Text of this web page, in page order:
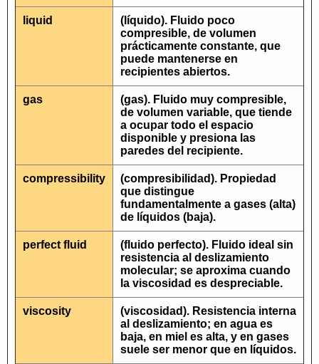
liquid
(líquido). Fluido poco
compresible, de volumen
prácticamente constante, que
puede mantenerse en
recipientes abiertos.
gas
(gas). Fluido muy compresible,
de volumen variable, que tiende
a ocupar todo el espacio
disponible y presiona las
paredes del recipiente.
compressibility
(compresibilidad). Propiedad
que distingue
fundamentalmente a gases (alta)
de líquidos (baja).
perfect fluid
(fluido perfecto). Fluido ideal sin
resistencia al deslizamiento
molecular; se aproxima cuando
la viscosidad es despreciable.
viscosity
(viscosidad). Resistencia interna
al deslizamiento; en agua es
baja, en miel es alta, y en gases
suele ser menor que en líquidos.